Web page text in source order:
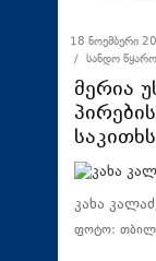
ეკონომიკა
მსოფლიო
ჯანდაცვა
საზოგადოება
სამართალი
18 ნოემბერი
/ სანდო წყარო
მერია
კახა
ფოტო: